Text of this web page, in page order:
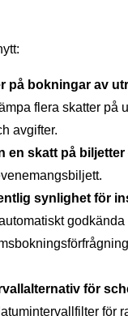
på bokningar av
flera skatter på
avgifter.
en skatt på biljetter
synlighet för
godkända
för
för